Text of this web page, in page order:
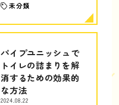
未分類
パイプユニッシュで
トイレの詰まりを解
消するための効果的
な方法
2024.08.22